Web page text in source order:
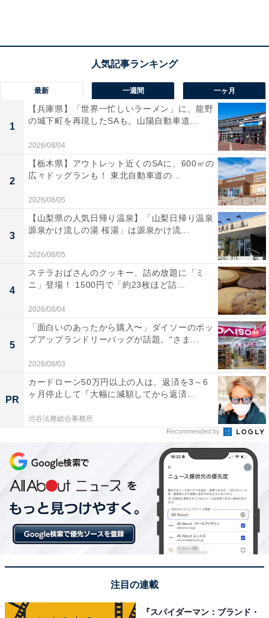
最新 一週間 一ヶ月
1
【兵庫県】「世界一忙しいラーメン」に、龍野
の城下町を再現したSAも。山陽自動車道...
2026/08/04
2
【栃木県】アウトレット近くのSAに、600㎡の
広々ドッグランも！ 東北自動車道の...
2026/08/05
3
【山梨県の人気日帰り温泉】「山梨日帰り温泉
源泉かけ流しの湯 桜湯」は源泉かけ流...
2026/08/05
4
ステラおばさんのクッキー、詰め放題に「ミ
ニ」登場！ 1500円で「約23枚ほど詰...
2026/08/04
5
「面白いのあったから購入〜」ダイソーのポッ
プアップランドリーバッグが話題。“さま...
2026/08/03
PR
カードローン50万円以上の人は、返済を3～6
ヶ月停止して『大幅に減額してから返済...
渋谷法務総合事務所
Recommended by
注目の連載
『スパイダーマン：ブランド・